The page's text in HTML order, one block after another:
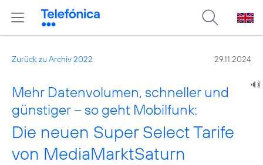
Zurück zu Archiv 2022 29.11.2024
Mehr Datenvolumen, schneller und
günstiger – so geht Mobilfunk:
Die neuen Super Select Tarife
von MediaMarktSaturn